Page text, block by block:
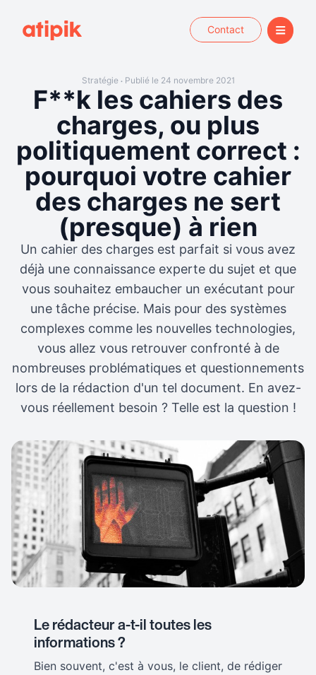
Contact
Stratégie •Publié le 24 novembre 2021
F**k les cahiers des
charges, ou plus
politiquement correct :
pourquoi votre cahier
des charges ne sert
(presque) à rien
Un cahier des charges est parfait si vous avez
déjà une connaissance experte du sujet et que
vous souhaitez embaucher un exécutant pour
une tâche précise. Mais pour des systèmes
complexes comme les nouvelles technologies,
vous allez vous retrouver confronté à de
nombreuses problématiques et questionnements
lors de la rédaction d'un tel document. En avez-
vous réellement besoin ? Telle est la question !
Le rédacteur a-t-il toutes les
informations ?
Bien souvent, c'est à vous, le client, de rédiger